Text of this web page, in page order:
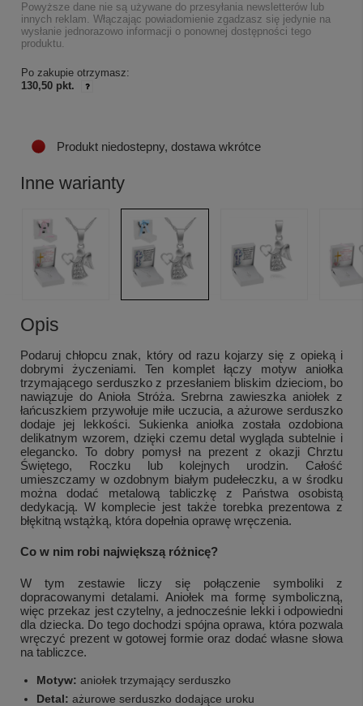
Powyższe dane nie są używane do przesyłania newsletterów lub
innych reklam. Włączając powiadomienie zgadzasz się jedynie na
wysłanie jednorazowo informacji o ponownej dostępności tego
produktu.
Po zakupie otrzymasz:
130,50 pkt.
Produkt niedostepny, dostawa wkrótce
Inne warianty
Opis
Podaruj chłopcu znak, który od razu kojarzy się z opieką i
dobrymi życzeniami. Ten komplet łączy motyw aniołka
trzymającego serduszko z przesłaniem bliskim dzieciom, bo
nawiązuje do Anioła Stróża. Srebrna zawieszka aniołek z
łańcuszkiem przywołuje miłe uczucia, a ażurowe serduszko
dodaje jej lekkości. Sukienka aniołka została ozdobiona
delikatnym wzorem, dzięki czemu detal wygląda subtelnie i
elegancko. To dobry pomysł na prezent z okazji Chrztu
Świętego, Roczku lub kolejnych urodzin. Całość
umieszczamy w ozdobnym białym pudełeczku, a w środku
można dodać metalową tabliczkę z Państwa osobistą
dedykacją. W komplecie jest także torebka prezentowa z
błękitną wstążką, która dopełnia oprawę wręczenia.
Co w nim robi największą różnicę?
W tym zestawie liczy się połączenie symboliki z
dopracowanymi detalami. Aniołek ma formę symboliczną,
więc przekaz jest czytelny, a jednocześnie lekki i odpowiedni
dla dziecka. Do tego dochodzi spójna oprawa, która pozwala
wręczyć prezent w gotowej formie oraz dodać własne słowa
na tabliczce.
Motyw: aniołek trzymający serduszko
Detal: ażurowe serduszko dodające uroku